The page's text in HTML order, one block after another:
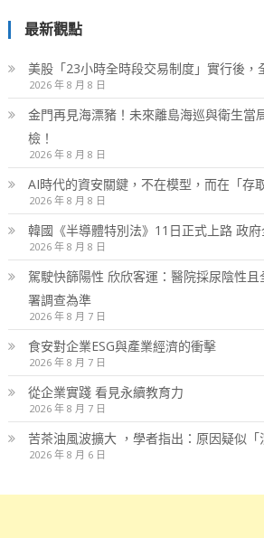
最新觀點
美股「23小時全時段交易制度」實行後，
2026 年 8 月 8 日
金門再見海漂豬！未來離島海巡與衛生當
檢！
2026 年 8 月 8 日
AI時代的資安關鍵，不在模型，而在「存
2026 年 8 月 8 日
韓國《半導體特別法》11日正式上路 政
2026 年 8 月 8 日
駕駛快篩陽性 欣欣客運：醫院採尿陰性
署調查為準
2026 年 8 月 7 日
食安對企業ESG與產業經濟的衝擊
2026 年 8 月 7 日
從企業實踐 看見永續教育力
2026 年 8 月 7 日
苦茶油風波擴大 ，學者指出：原因疑似「
2026 年 8 月 6 日